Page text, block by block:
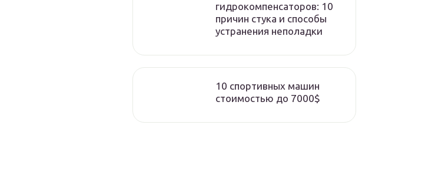
гидрокомпенсаторов: 10
причин стука и способы
устранения неполадки
10 спортивных машин
стоимостью до 7000$